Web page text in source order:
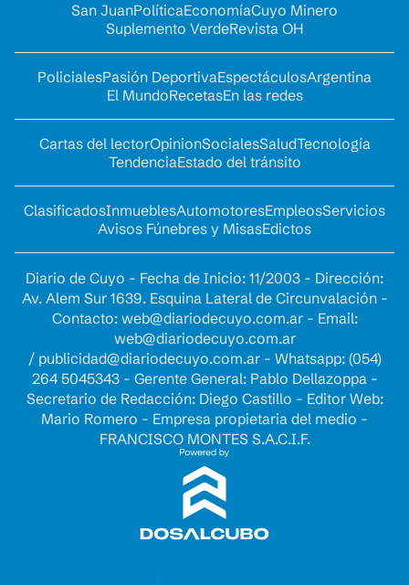
San JuanPolíticaEconomíaCuyo Minero
Suplemento VerdeRevista OH
PolicialesPasión DeportivaEspectáculosArgentina
El MundoRecetasEn las redes
Cartas del lectorOpinionSocialesSaludTecnología
TendenciaEstado del tránsito
ClasificadosInmueblesAutomotoresEmpleosServicios
Avisos Fúnebres y MisasEdictos
Diario de Cuyo - Fecha de Inicio: 11/2003 - Dirección:
Av. Alem Sur 1639. Esquina Lateral de Circunvalación -
Contacto: web@diariodecuyo.com.ar- Email:
web@diariodecuyo.com.ar
/ publicidad@diariodecuyo.com.ar- Whatsapp: (054)
264 5045343 - Gerente General: Pablo Dellazoppa -
Secretario de Redacción: Diego Castillo - Editor Web:
Mario Romero - Empresa propietaria del medio -
FRANCISCO MONTES S.A.C.I.F.